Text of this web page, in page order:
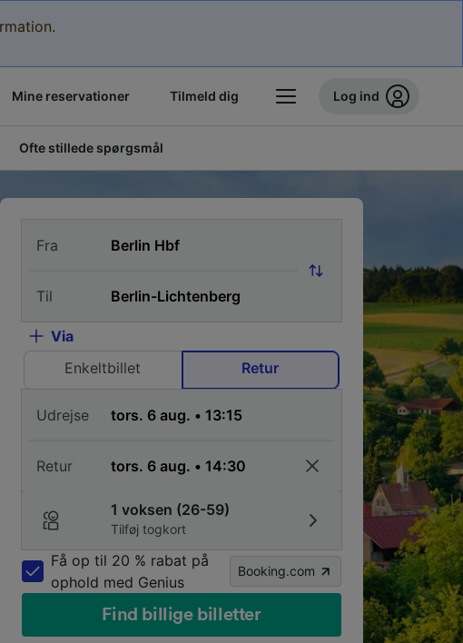
Mine reservationer Tilmeld dig Log ind
Ofte stillede spørgsmål
Fra
Til
Via
Enkeltbillet
Retur
Udrejse
Retur
1 voksen (26-59)
Tilføj togkort
Få op til 20 % rabat på
ophold med Genius
Booking.com
Find billige billetter